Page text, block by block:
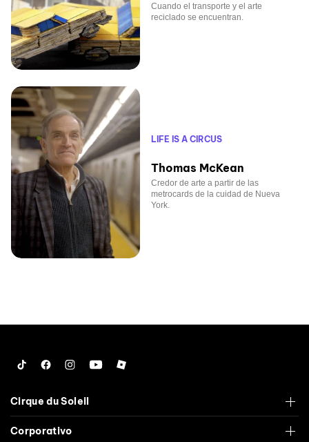
Cuando el transporte y el arte
reciclado se encuentran.
LIFE IS A CIRCUS
Thomas McKean
Credor de arte a partir de las
metrocards de la cuidad de Nueva
York.
TiktokFacebook
Instagram
YouTubeRoblox
Cirque du Soleil
Corporativo